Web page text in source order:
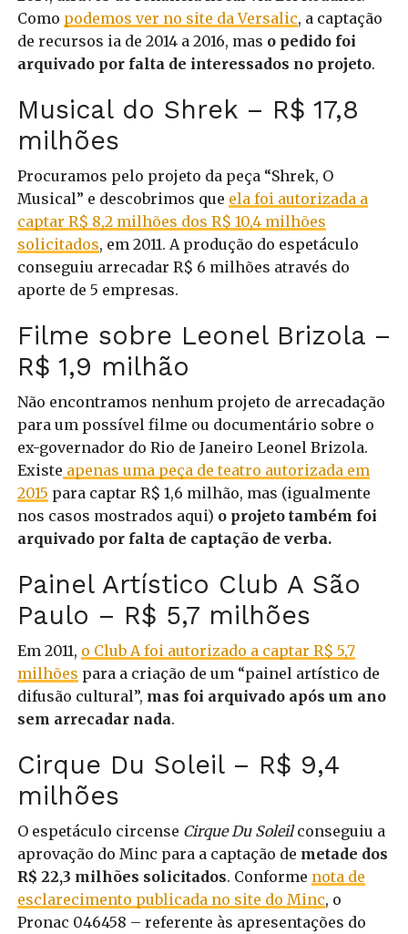
Como podemos ver no site da Versalic, a captação
de recursos ia de 2014 a 2016, mas o pedido foi
arquivado por falta de interessados no projeto.
Musical do Shrek – R$ 17,8
milhões
Procuramos pelo projeto da peça “Shrek, O
Musical” e descobrimos que ela foi autorizada a
captar R$ 8,2 milhões dos R$ 10,4 milhões
solicitados, em 2011. A produção do espetáculo
conseguiu arrecadar R$ 6 milhões através do
aporte de 5 empresas.
Filme sobre Leonel Brizola –
R$ 1,9 milhão
Não encontramos nenhum projeto de arrecadação
para um possível filme ou documentário sobre o
ex-governador do Rio de Janeiro Leonel Brizola.
Existe apenas uma peça de teatro autorizada em
2015 para captar R$ 1,6 milhão, mas (igualmente
nos casos mostrados aqui) o projeto também foi
arquivado por falta de captação de verba.
Painel Artístico Club A São
Paulo – R$ 5,7 milhões
Em 2011, o Club A foi autorizado a captar R$ 5,7
milhões para a criação de um “painel artístico de
difusão cultural”, mas foi arquivado após um ano
sem arrecadar nada.
Cirque Du Soleil – R$ 9,4
milhões
O espetáculo circense Cirque Du Soleilconseguiu a
aprovação do Minc para a captação de metade dos
R$ 22,3 milhões solicitados. Conforme nota de
esclarecimento publicada no site do Minc, o
Pronac 046458 – referente às apresentações do